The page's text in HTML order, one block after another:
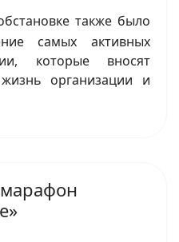
также было
самых активных
которые вносят
организации и